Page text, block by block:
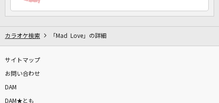
カラオケ検索 「Mad Love」の詳細
サイトマップ
お問い合わせ
DAM
DAM★とも